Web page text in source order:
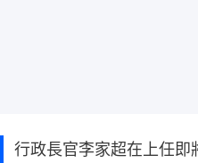
行政長官李家超在上任即